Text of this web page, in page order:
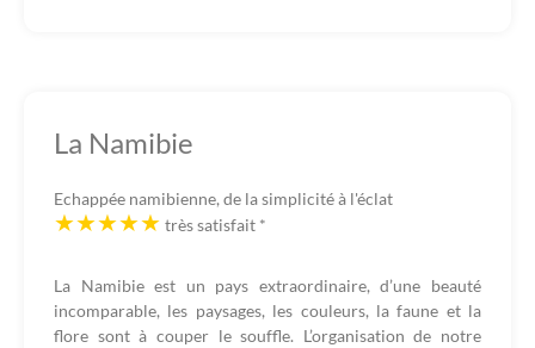
La Namibie
Echappée namibienne, de la simplicité à l'éclat
très satisfait *
La Namibie est un pays extraordinaire, d’une beauté
incomparable, les paysages, les couleurs, la faune et la
flore sont à couper le souffle. L’organisation de notre